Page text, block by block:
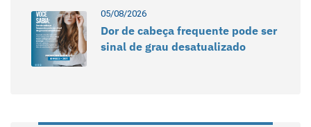
05/08/2026
Dor de cabeça frequente pode ser
sinal de grau desatualizado